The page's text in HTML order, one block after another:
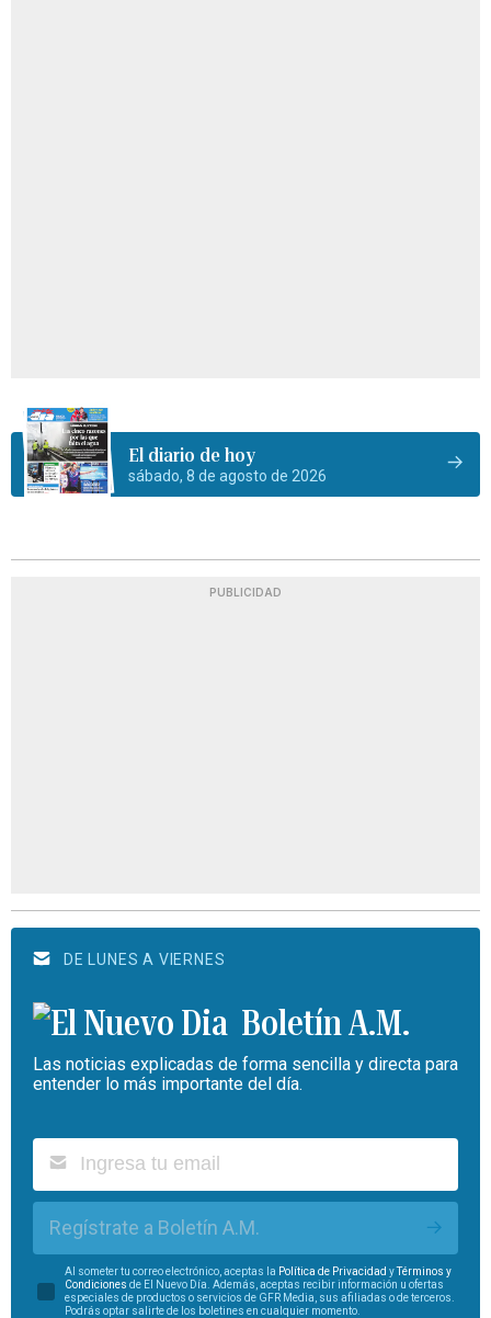
El diario de hoy
sábado, 8 de agosto de 2026
PUBLICIDAD
DE LUNES A VIERNES
Boletín A.M.
Las noticias explicadas de forma sencilla y directa para
entender lo más importante del día.
Regístrate a Boletín A.M.
Al someter tu correo electrónico, aceptas la Política de Privacidad yTérminos y
Condiciones de El Nuevo Día. Además, aceptas recibir información u ofertas
especiales de productos o servicios de GFR Media, sus afiliadas o de terceros.
Podrás optar salirte de los boletines en cualquier momento.